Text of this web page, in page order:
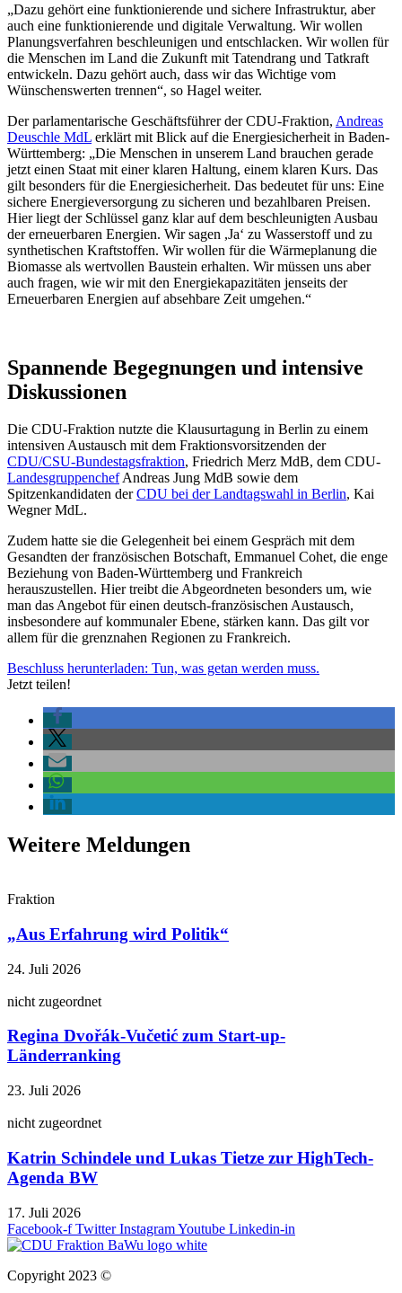
„Dazu gehört eine funktionierende und sichere Infrastruktur, aber
auch eine funktionierende und digitale Verwaltung. Wir wollen
Planungsverfahren beschleunigen und entschlacken. Wir wollen für
die Menschen im Land die Zukunft mit Tatendrang und Tatkraft
entwickeln. Dazu gehört auch, dass wir das Wichtige vom
Wünschenswerten trennen“, so Hagel weiter.
Der parlamentarische Geschäftsführer der CDU-Fraktion, Andreas
Deuschle MdL erklärt mit Blick auf die Energiesicherheit in Baden-
Württemberg: „Die Menschen in unserem Land brauchen gerade
jetzt einen Staat mit einer klaren Haltung, einem klaren Kurs. Das
gilt besonders für die Energiesicherheit. Das bedeutet für uns: Eine
sichere Energieversorgung zu sicheren und bezahlbaren Preisen.
Hier liegt der Schlüssel ganz klar auf dem beschleunigten Ausbau
der erneuerbaren Energien. Wir sagen ,Ja‘ zu Wasserstoff und zu
synthetischen Kraftstoffen. Wir wollen für die Wärmeplanung die
Biomasse als wertvollen Baustein erhalten. Wir müssen uns aber
auch fragen, wie wir mit den Energiekapazitäten jenseits der
Erneuerbaren Energien auf absehbare Zeit umgehen.“
Spannende Begegnungen und intensive
Diskussionen
Die CDU-Fraktion nutzte die Klausurtagung in Berlin zu einem
intensiven Austausch mit dem Fraktionsvorsitzenden der
CDU/CSU-Bundestagsfraktion, Friedrich Merz MdB, dem CDU-
LandesgruppenchefAndreas Jung MdB sowie dem
Spitzenkandidaten derCDU bei der Landtagswahl in Berlin, Kai
Wegner MdL.
Zudem hatte sie die Gelegenheit bei einem Gespräch mit dem
Gesandten der französischen Botschaft, Emmanuel Cohet, die enge
Beziehung von Baden-Württemberg und Frankreich
herauszustellen. Hier treibt die Abgeordneten besonders um, wie
man das Angebot für einen deutsch-französischen Austausch,
insbesondere auf kommunaler Ebene, stärken kann. Das gilt vor
allem für die grenznahen Regionen zu Frankreich.
Beschluss herunterladen: Tun, was getan werden muss.
Jetzt teilen!
Weitere Meldungen
Fraktion
„Aus Erfahrung wird Politik“
24. Juli 2026
nicht zugeordnet
Regina Dvořák-Vučetić zum Start-up-
Länderranking
23. Juli 2026
nicht zugeordnet
Katrin Schindele und Lukas Tietze zur HighTech-
Agenda BW
17. Juli 2026
Facebook-f Twitter InstagramYoutube Linkedin-in
Copyright 2023 ©